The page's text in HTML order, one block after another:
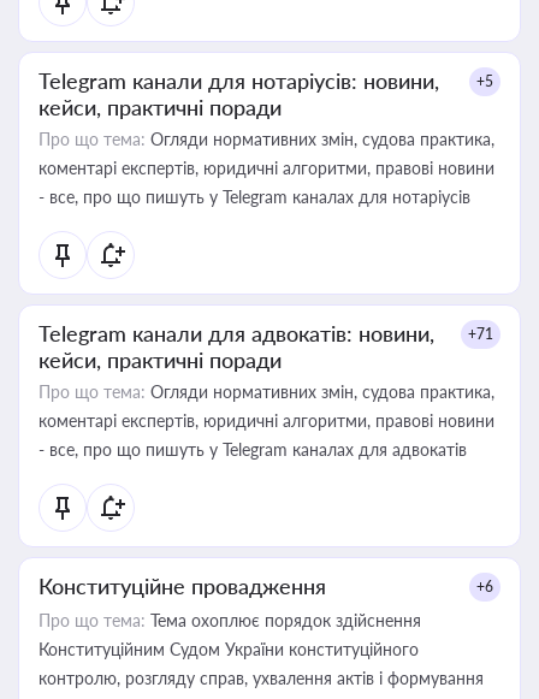
Telegram канали для нотаріусів: новини,
кейси, практичні поради
+5
Про що тема: Огляди нормативних змін, судова практика,
коментарі експертів, юридичні алгоритми, правові новини
- все, про що пишуть у Telegram каналах для нотаріусів
Telegram канали для адвокатів: новини,
кейси, практичні поради
+71
Про що тема: Огляди нормативних змін, судова практика,
коментарі експертів, юридичні алгоритми, правові новини
- все, про що пишуть у Telegram каналах для адвокатів
Конституційне провадження +6
Про що тема: Тема охоплює порядок здійснення
Конституційним Судом України конституційного
контролю, розгляду справ, ухвалення актів і формування